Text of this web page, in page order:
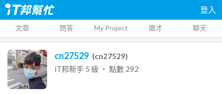
登入
文章 問答 My Project 徵才 聊天
cn27529 (cn27529)
iT邦新手 5 級 ‧ 點數 292